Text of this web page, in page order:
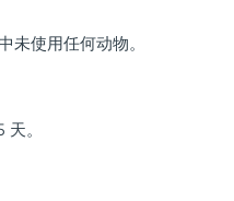
未使用任何动物。
。